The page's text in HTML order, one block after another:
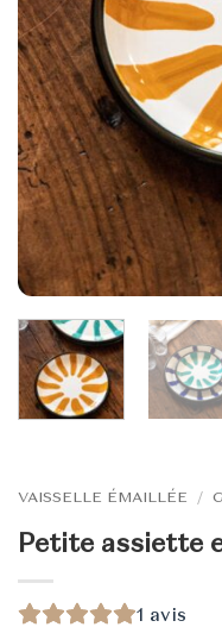
VAISSELLE ÉMAILLÉE /
Petite assiette
1 avis